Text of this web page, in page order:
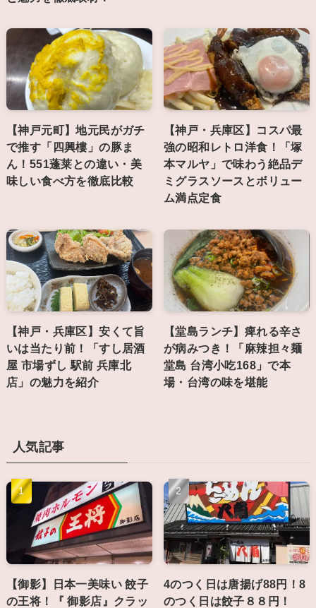
【神戸元町】地元民がガチ
で推す「四興樓」の豚ま
ん！551蓬莱との違い・美
味しい食べ方を徹底比較
【神戸・兵庫区】コスパ最
強の昭和レトロ洋食！「塚
本マルヤ」で味わう絶品デ
ミグラスソースとボリュー
ム満点定食
【神戸・兵庫区】安くて旨
いは当たり前！「すし居酒
屋 市場ずし 駅前 兵庫北
店」の魅力を紹介
【堂島ランチ】痺れる辛さ
が病みつき！「麻辣担々麺
堂島 台湾小吃168」で本
場・台湾の味を堪能
人気記事
【御影】日本一美味い 餃子
の王将！『 御影店』クラッ
4のつく日は唐揚げ88円！8
のつく日は餃子８８円！